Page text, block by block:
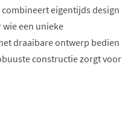
combineert eigentijds design
wie een unieke
draaibare ontwerp bedien
constructie zorgt voor